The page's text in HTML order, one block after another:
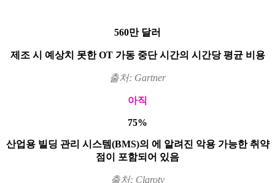
560만 달러
제조 시 예상치 못한 OT 가동 중단 시간의 시간당 평균 비용
출처: Gartner
아직
75%
산업용 빌딩 관리 시스템(BMS)의 에 알려진 악용 가능한 취약
점이 포함되어 있음
출처: Claroty